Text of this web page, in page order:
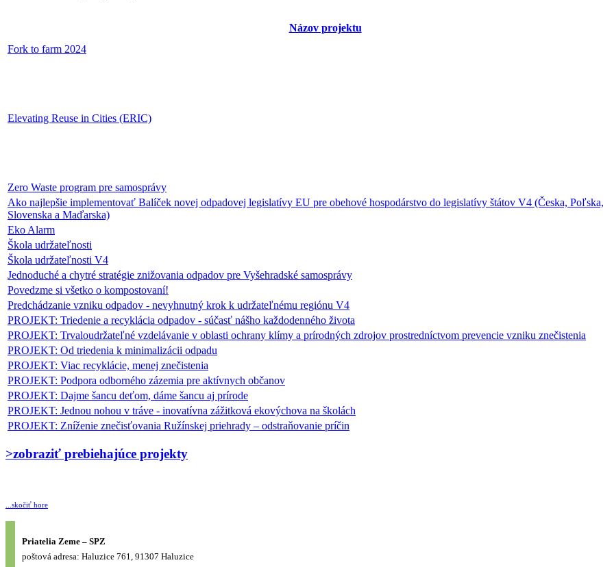
Názov projektu
Fork to farm 2024
Elevating Reuse in Cities (ERIC)
Zero Waste program pre samosprávy
Ako najlepšie implementovať Balíček novej odpadovej legislatívy EU pre obehové hospodárstvo do legislatívy štátov V4 (Česka, Poľska,
Slovenska a Maďarska)
Eko Alarm
Škola udržateľnosti
Škola udržateľnosti V4
Jednoduché a chytré stratégie znižovania odpadov pre Vyšehradské samosprávy
Povedzme si všetko o kompostovaní!
Predchádzanie vzniku odpadov - nevyhnutný krok k udržateľnému regiónu V4
PROJEKT: Triedenie a recyklácia odpadov - súčasť nášho každodenného života
PROJEKT: Trvaloudržateľné vzdelávanie v oblasti ochrany klímy a prírodných zdrojov prostredníctvom prevencie vzniku znečistenia
PROJEKT: Od triedenia k minimalizácii odpadu
PROJEKT: Viac recyklácie, menej znečistenia
PROJEKT: Podpora odborného zázemia pre aktívnych občanov
PROJEKT: Dajme šancu deťom, dáme šancu aj prírode
PROJEKT: Jednou nohou v tráve - inovatívna zážitková ekovýchova na školách
PROJEKT: Zníženie znečisťovania Ružínskej priehrady – odstraňovanie príčin
>zobraziť prebiehajúce projekty
...skočiť hore
Priatelia Zeme – SPZ
poštová adresa: Haluzice 761, 91307 Haluzice